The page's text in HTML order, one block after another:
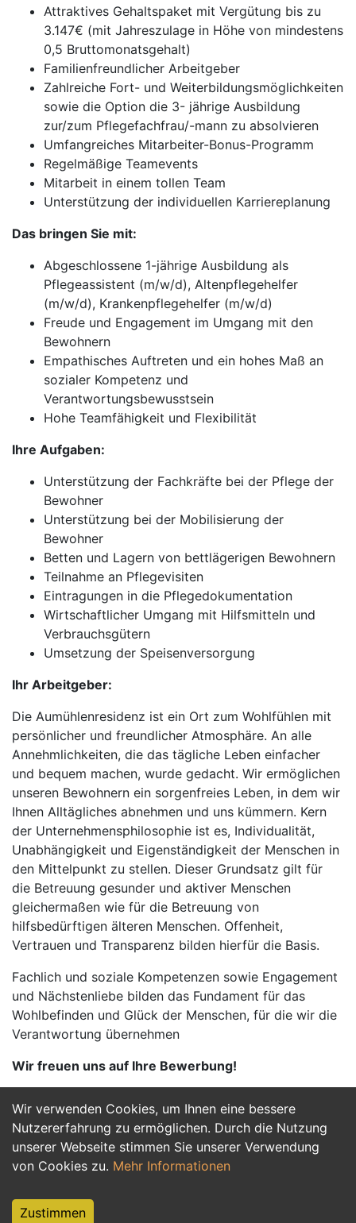
Wir verwenden Cookies, um Ihnen eine bessere
Nutzererfahrung zu ermöglichen. Durch die Nutzung
unserer Webseite stimmen Sie unserer Verwendung
von Cookies zu. Mehr Informationen
Zustimmen
Attraktives Gehaltspaket mit Vergütung bis zu
3.147€ (mit Jahreszulage in Höhe von mindestens
0,5 Bruttomonatsgehalt)
Familienfreundlicher Arbeitgeber
Zahlreiche Fort- und Weiterbildungsmöglichkeiten
sowie die Option die 3- jährige Ausbildung
zur/zum Pflegefachfrau/-mann zu absolvieren
Umfangreiches Mitarbeiter-Bonus-Programm
Regelmäßige Teamevents
Mitarbeit in einem tollen Team
Unterstützung der individuellen Karriereplanung
Das bringen Sie mit:
Abgeschlossene 1-jährige Ausbildung als
Pflegeassistent (m/w/d), Altenpflegehelfer
(m/w/d), Krankenpflegehelfer (m/w/d)
Freude und Engagement im Umgang mit den
Bewohnern
Empathisches Auftreten und ein hohes Maß an
sozialer Kompetenz und
Verantwortungsbewusstsein
Hohe Teamfähigkeit und Flexibilität
Ihre Aufgaben:
Unterstützung der Fachkräfte bei der Pflege der
Bewohner
Unterstützung bei der Mobilisierung der
Bewohner
Betten und Lagern von bettlägerigen Bewohnern
Teilnahme an Pflegevisiten
Eintragungen in die Pflegedokumentation
Wirtschaftlicher Umgang mit Hilfsmitteln und
Verbrauchsgütern
Umsetzung der Speisenversorgung
Ihr Arbeitgeber:
Die Aumühlenresidenz ist ein Ort zum Wohlfühlen mit
persönlicher und freundlicher Atmosphäre. An alle
Annehmlichkeiten, die das tägliche Leben einfacher
und bequem machen, wurde gedacht. Wir ermöglichen
unseren Bewohnern ein sorgenfreies Leben, in dem wir
Ihnen Alltägliches abnehmen und uns kümmern. Kern
der Unternehmensphilosophie ist es, Individualität,
Unabhängigkeit und Eigenständigkeit der Menschen in
den Mittelpunkt zu stellen. Dieser Grundsatz gilt für
die Betreuung gesunder und aktiver Menschen
gleichermaßen wie für die Betreuung von
hilfsbedürftigen älteren Menschen. Offenheit,
Vertrauen und Transparenz bilden hierfür die Basis.
Fachlich und soziale Kompetenzen sowie Engagement
und Nächstenliebe bilden das Fundament für das
Wohlbefinden und Glück der Menschen, für die wir die
Verantwortung übernehmen
Wir freuen uns auf Ihre Bewerbung!
Jetzt Bewerben